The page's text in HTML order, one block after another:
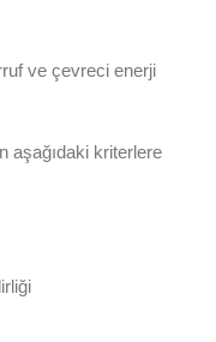
ve çevreci enerji
aşağıdaki kriterlere